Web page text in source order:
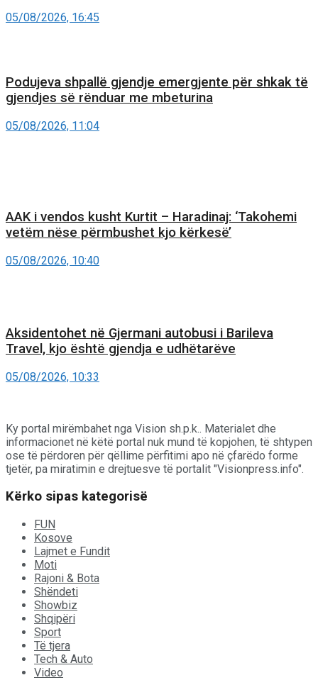
05/08/2026, 16:45
Podujeva shpallë gjendje emergjente për shkak të
gjendjes së rënduar me mbeturina
05/08/2026, 11:04
AAK i vendos kusht Kurtit – Haradinaj: ‘Takohemi
vetëm nëse përmbushet kjo kërkesë’
05/08/2026, 10:40
Aksidentohet në Gjermani autobusi i Barileva
Travel, kjo është gjendja e udhëtarëve
05/08/2026, 10:33
Ky portal mirëmbahet nga Vision sh.p.k.. Materialet dhe
informacionet në këtë portal nuk mund të kopjohen, të shtypen
ose të përdoren për qëllime përfitimi apo në çfarëdo forme
tjetër, pa miratimin e drejtuesve të portalit "Visionpress.info".
Kërko sipas kategorisë
FUN
Kosove
Lajmet e Fundit
Moti
Rajoni & Bota
Shëndeti
Showbiz
Shqipëri
Sport
Të tjera
Tech & Auto
Video